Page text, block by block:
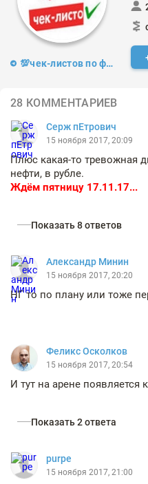
💯чек-листов по фондовому рынку
28 КОММЕНТАРИЕВ
Серж пЕтрович
15 ноября 2017, 20:09
Плюс какая-то тревожная
нефти, в рубле.
Ждём пятницу 17.11.17...
Показать 8 ответов
Александр Минин
15 ноября 2017, 20:20
НГ то по плану или тоже
Феликс Осколков
15 ноября 2017, 20:54
И тут на арене
Показать 2 ответа
purpe
15 ноября 2017, 21:00